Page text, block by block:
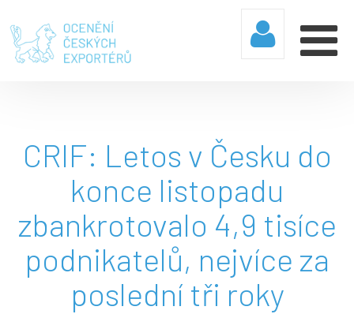
CRIF: Letos v Česku do
konce listopadu
zbankrotovalo 4,9 tisíce
podnikatelů, nejvíce za
poslední tři roky